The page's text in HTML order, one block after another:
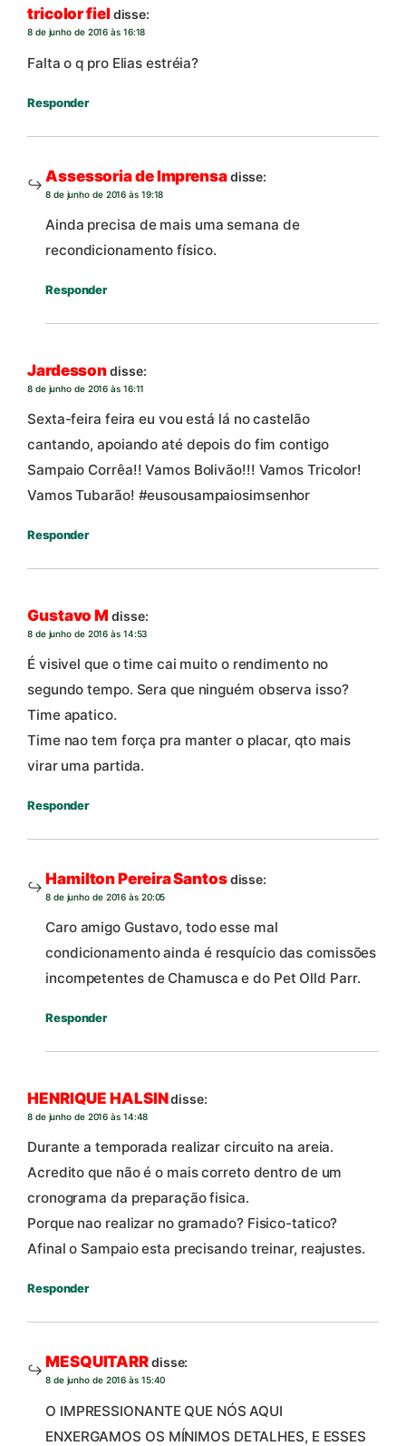
tricolor fieldisse:
8 de junho de 2016 às 16:18
Falta o q pro Elias estréia?
Responder
Assessoria de Imprensadisse:
8 de junho de 2016 às 19:18
Ainda precisa de mais uma semana de
recondicionamento físico.
Responder
Jardessondisse:
8 de junho de 2016 às 16:11
Sexta-feira feira eu vou está lá no castelão
cantando, apoiando até depois do fim contigo
Sampaio Corrêa!! Vamos Bolivão!!! Vamos Tricolor!
Vamos Tubarão! #eusousampaiosimsenhor
Responder
Gustavo M disse:
8 de junho de 2016 às 14:53
É visivel que o time cai muito o rendimento no
segundo tempo. Sera que ninguém observa isso?
Time apatico.
Time nao tem força pra manter o placar, qto mais
virar uma partida.
Responder
Hamilton Pereira Santosdisse:
8 de junho de 2016 às 20:05
Caro amigo Gustavo, todo esse mal
condicionamento ainda é resquício das comissões
incompetentes de Chamusca e do Pet Olld Parr.
Responder
HENRIQUE HALSINdisse:
8 de junho de 2016 às 14:48
Durante a temporada realizar circuito na areia.
Acredito que não é o mais correto dentro de um
cronograma da preparação fisica.
Porque nao realizar no gramado? Fisico-tatico?
Afinal o Sampaio esta precisando treinar, reajustes.
Responder
MESQUITARRdisse:
8 de junho de 2016 às 15:40
O IMPRESSIONANTE QUE NÓS AQUI
ENXERGAMOS OS MÍNIMOS DETALHES, E ESSES